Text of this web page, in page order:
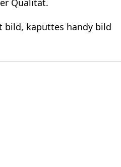
bild, kaputtes handy bild